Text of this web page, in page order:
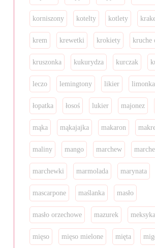
korniszony kotelty kotlety
krem krewetki krokiety kruche
kruszonka kukurydza kurczak
leczo lemingtony likier limonka
łopatka łosoś lukier majonez
mąka mąkajajka makaron
maliny mango marchew
marchewki marmolada marynata
mascarpone maślanka masło
masło orzechowe mazurek
mięso mięso mielone mięta